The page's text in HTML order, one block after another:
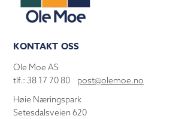
KONTAKT OSS
Ole Moe AS
tlf.: 38 17 70 80 post@olemoe.no
Høie Næringspark
Setesdalsveien 620